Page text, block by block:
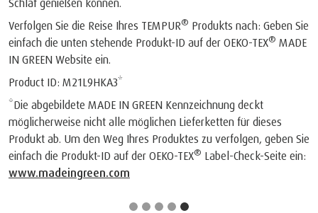
Verfolgen Sie die Reise Ihres TEMPUR® Produkts nach: Geben Sie
einfach die unten stehende Produkt-ID auf der OEKO-TEX® MADE
IN GREEN Website ein.
Product ID: M21L9HKA3*
*Die abgebildete MADE IN GREEN Kennzeichnung deckt
möglicherweise nicht alle möglichen Lieferketten für dieses
Produkt ab. Um den Weg Ihres Produktes zu verfolgen, geben Sie
einfach die Produkt-ID auf der OEKO-TEX® Label-Check-Seite ein:
www.madeingreen.com